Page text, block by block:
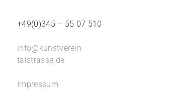
+49(0)345 – 55 07 510
info@kunstverein-
talstrasse.de
Impressum